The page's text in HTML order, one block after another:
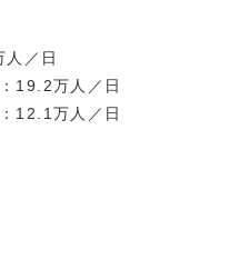
／日
19.2万人／日
12.1万人／日